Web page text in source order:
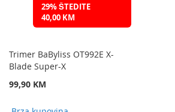
29% ŠTEDITE
40,00 KM
Trimer BaByliss OT992E X-
Blade Super-X
99,90 KM